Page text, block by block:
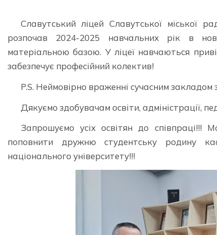
Славутський ліцей Славутської міської
розпочав 2024-2025 навчальних рік в
матеріальною базою. У ліцеї навчаються
забезпечує професійний колектив!
P.S. Неймовірно враженні сучасним закладом
Дякуємо здобувачам освіти, адміністрації,
Запрошуємо усіх освітян до співпраці!!!
поповнити дружню студентську родину
національного університету!!!